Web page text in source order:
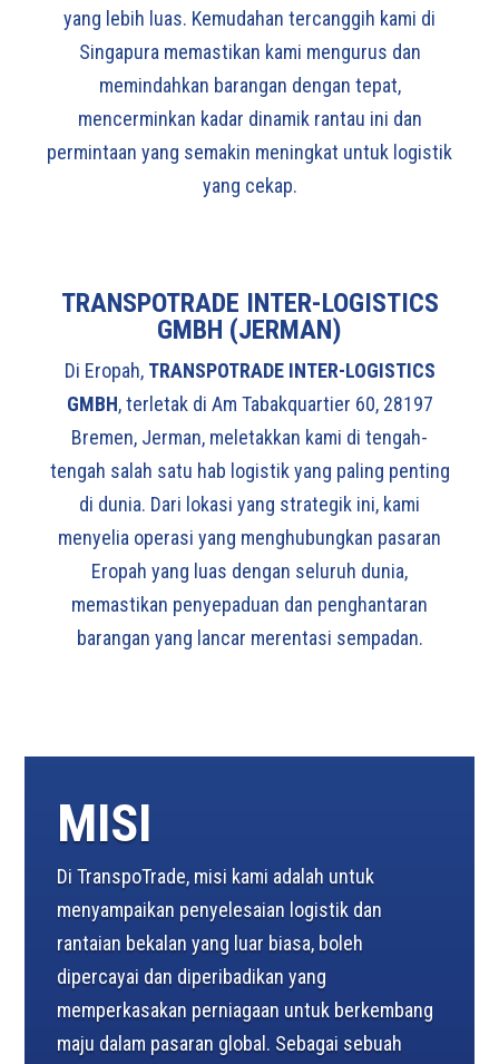
yang lebih luas. Kemudahan tercanggih kami di
Singapura memastikan kami mengurus dan
memindahkan barangan dengan tepat,
mencerminkan kadar dinamik rantau ini dan
permintaan yang semakin meningkat untuk logistik
yang cekap.
TRANSPOTRADE INTER-LOGISTICS
GMBH (JERMAN)
Di Eropah, TRANSPOTRADE INTER-LOGISTICS
GMBH, terletak di Am Tabakquartier 60, 28197
Bremen, Jerman, meletakkan kami di tengah-
tengah salah satu hab logistik yang paling penting
di dunia. Dari lokasi yang strategik ini, kami
menyelia operasi yang menghubungkan pasaran
Eropah yang luas dengan seluruh dunia,
memastikan penyepaduan dan penghantaran
barangan yang lancar merentasi sempadan.
MISI
Di TranspoTrade, misi kami adalah untuk
menyampaikan penyelesaian logistik dan
rantaian bekalan yang luar biasa, boleh
dipercayai dan diperibadikan yang
memperkasakan perniagaan untuk berkembang
maju dalam pasaran global. Sebagai sebuah